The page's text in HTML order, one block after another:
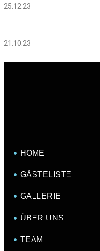
25.12.23
21.10.23
HOME
GÄSTELISTE
GALLERIE
ÜBER UNS
TEAM